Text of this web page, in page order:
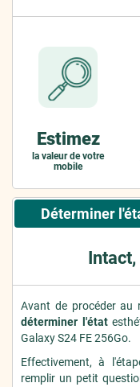
Estimez
la valeur de votre
mobile
Déterminer
Intact,
Avant de procéder au
déterminer l'état
Galaxy S24 FE 256Go.
Effectivement, à
remplir un petit